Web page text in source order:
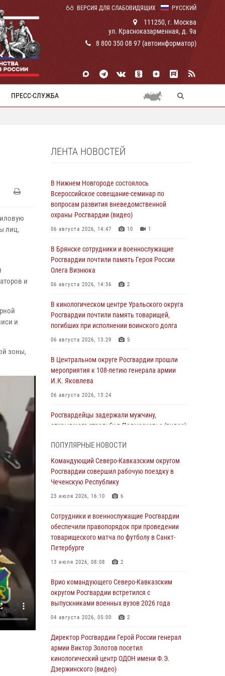
РУССКИЙ
ВЕРСИЯ ДЛЯ СЛАБОВИДЯЩИХ
111250, г. Москва
ул. Красноказарменная, д. 9а
8 800 350 08 97 (автоинформатор)
ПРЕСС-СЛУЖБА
лиц,
и
и
зоны,
ЛЕНТА НОВОСТЕЙ
В Нижнем Новгороде состоялось
Всероссийское совещание-семинар по
вопросам развития вневедомственной
охраны Росгвардии (видео)
06 августа 2026, 14:47 10 1
В Брянске сотрудники и военнослужащие
Росгвардии почтили память Героя России
Олега Визнюка
06 августа 2026, 14:36 2
В кинологическом центре Уральского округа
Росгвардии почтили память товарищей,
погибших при исполнении воинского долга
06 августа 2026, 13:29 5
В Центральном округе Росгвардии прошли
мероприятия к 108‑летию генерала армии
И.К. Яковлева
06 августа 2026, 13:24
Росгвардейцы задержали мужчину,
открывшего стрельбу в Подмосковье (видео)
Росгвардейцы провели выставку вооружения
для участников сбора «Гвардеец» в Пензе
(видео)
06 августа 2026, 12:00
В Курске росгвардейцы приняли участие в
митинге, посвященном второй годовщине
вторжения ВСУ на территорию области
06 августа 2026, 11:56
задержал правонарушителя, угрожавшего
подростку травматическим пистолетом
06 августа 2026, 11:33 1
ликвидирована крупная нарколаборатория
06 августа 2026, 11:27
В Москве росгвардейцы задержали троих
ПОПУЛЯРНЫЕ НОВОСТИ
Командующий Северо-Кавказским округом
Росгвардии совершил рабочую поездку в
Чеченскую Республику
23 июля 2026, 16:10 6
Сотрудники и военнослужащие Росгвардии
обеспечили правопорядок при проведении
товарищеского матча по футболу в Санкт-
Петербурге
13 июля 2026, 08:08 2
Врио командующего Северо-Кавказским
округом Росгвардии встретился с
выпускниками военных вузов 2026 года
04 августа 2026, 05:00 2
Директор Росгвардии Герой России генерал
армии Виктор Золотов посетил
кинологический центр ОДОН имени Ф.Э.
Дзержинского (видео)